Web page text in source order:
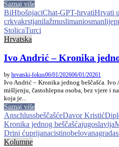
Saznaj više
BiHbošnjaciChat-GPT-hrvatiHrvati
crkvakrstjanilažmuslimaniosmanlije
StolicaTurci
Hrvatska
Ivo Andrić – Kronika
by hrvatski-fokus06/01/202606/01/20261
Ivo Andrić – Kronika jednog beščašća. Ivo
mišljenju, častohlepna osoba, bez vjere i
koja je...
Saznaj više
AnschlussbeščašćeDavor Kristić
Kronika jednog beščašćajugoslavija
Drini ćuprijanacistinobelovanagrada
Kolumne